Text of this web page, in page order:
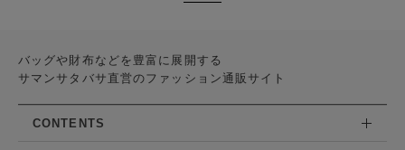
バッグや財布などを豊富に展開する
サマンサタバサ直営のファッション通販サイト
CONTENTS